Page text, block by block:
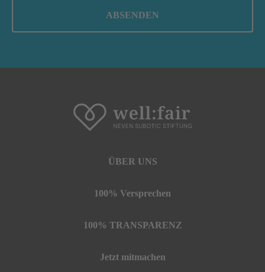
ÜBER UNS
100% Versprechen
100% TRANSPARENZ
Jetzt mitmachen